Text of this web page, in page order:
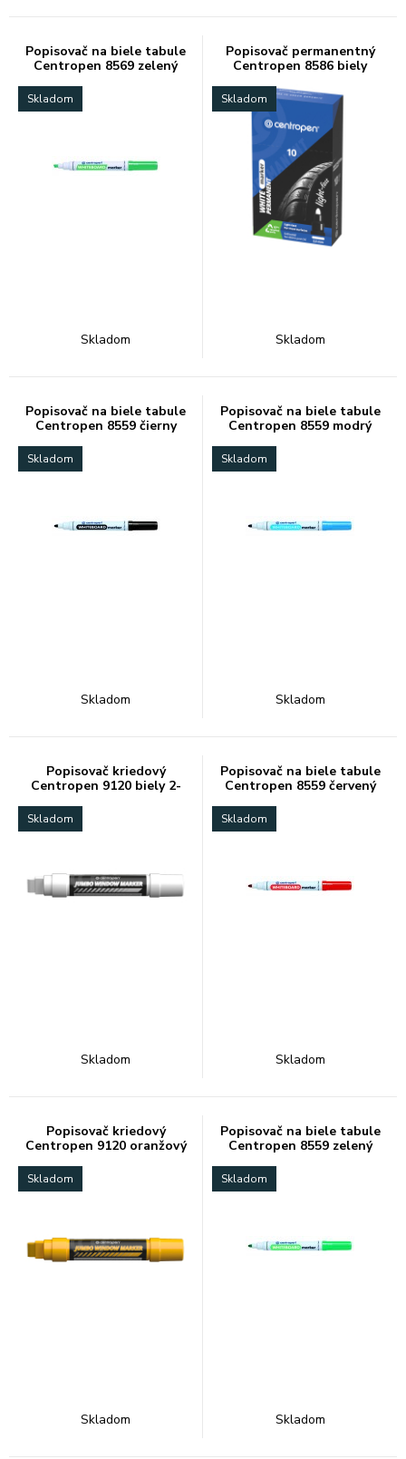
Popisovač na biele tabule
Centropen 8569 zelený
Skladom
Skladom
Popisovač permanentný
Centropen 8586 biely
Skladom
Skladom
Popisovač na biele tabule
Centropen 8559 čierny
Skladom
Skladom
Popisovač na biele tabule
Centropen 8559 modrý
Skladom
Skladom
Popisovač kriedový
Centropen 9120 biely 2-
Skladom
Skladom
Popisovač na biele tabule
Centropen 8559 červený
Skladom
Skladom
Popisovač kriedový
Centropen 9120 oranžový
Skladom
Skladom
Popisovač na biele tabule
Centropen 8559 zelený
Skladom
Skladom